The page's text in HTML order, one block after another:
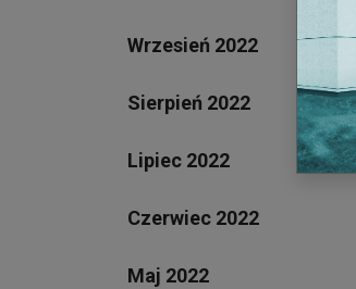
Wrzesień 2022
Sierpień 2022
Lipiec 2022
Czerwiec 2022
Maj 2022